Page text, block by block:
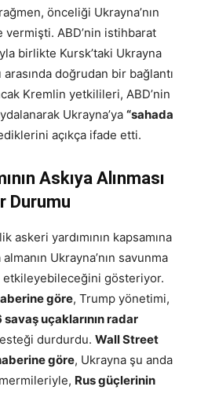
önceliği Ukrayna’nın
ABD’nin istihbarat
birlikte Kursk’taki Ukrayna
arasında doğrudan bir bağlantı
Kremlin yetkilileri, ABD’nin
Ukrayna’ya “sahada
açıkça ifade etti.
Askıya Alınması
Durumu
askeri yardımının kapsamına
Ukrayna’nın savunma
gösteriyor.
göre, Trump yönetimi,
savaş uçaklarının radar
durdurdu. Wall Street
göre, Ukrayna şu anda
Rus güçlerinin